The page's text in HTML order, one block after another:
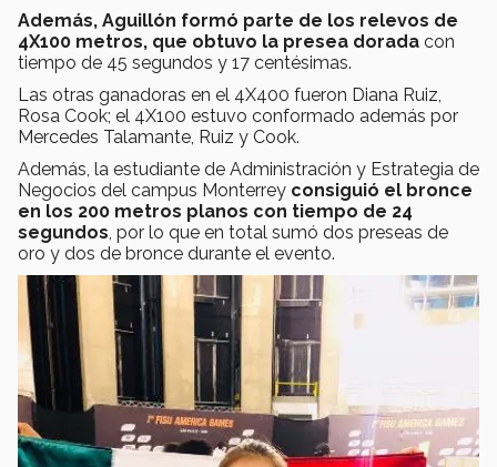
Además, Aguillón formó parte de los relevos de
4X100 metros, que obtuvo la presea dorada con
tiempo de 45 segundos y 17 centésimas.
Las otras ganadoras en el 4X400 fueron Diana Ruiz,
Rosa Cook; el 4X100 estuvo conformado además por
Mercedes Talamante, Ruiz y Cook.
Además, la estudiante de Administración y Estrategia de
Negocios del campus Monterrey consiguió el bronce
en los 200 metros planos con tiempo de 24
segundos , por lo que en total sumó dos preseas de
oro y dos de bronce durante el evento.